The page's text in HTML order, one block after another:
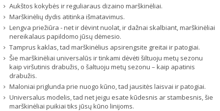
Aukštos kokybės ir reguliaraus dizaino marškinėliai.
Marškinėlių dydis atitinka išmatavimus.
Lengva priežiūra - net ir dėvint nuolat, ir dažnai skalbiant, marškinėliai
nereikalaus papildomo jūsų dėmesio.
Tamprus kaklas, tad marškinėlius apsirengsite greitai ir patogiai.
Šie marškinėliai universalūs ir tinkami dėvėti šiltuoju metų sezonu
kaip viršutinis drabužis, o šaltuoju metų sezonu – kaip apatinis
drabužis.
Maloniai priglunda prie nuogo kūno, tad jausitės laisvai ir patogiai.
Universalus modelis, tad net jeigu esate kūdesnis ar stambesnis, šie
marškinėliai puikiai tiks jūsų kūno linijoms.